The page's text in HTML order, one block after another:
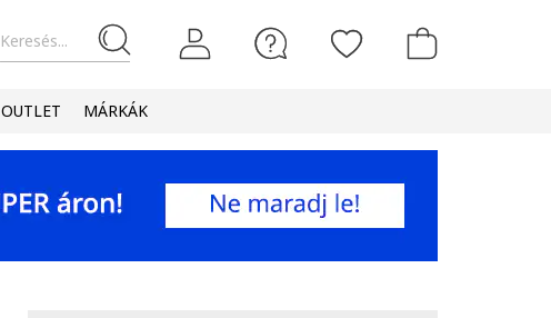
Keresés...
OUTLET MÁRKÁK